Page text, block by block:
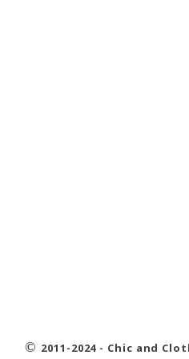
© 2011-2024 - Chic and